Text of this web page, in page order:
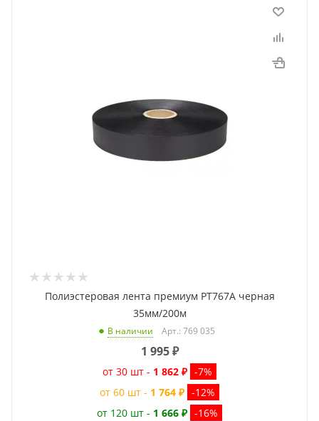
Полиэстеровая лента премиум PT767A черная
35мм/200м
В наличии Арт.: 769 035
1 995₽
от 30 шт - 1 862 ₽ -7%
от 60 шт - 1 764 ₽ -12%
от 120 шт - 1 666 ₽ -16%